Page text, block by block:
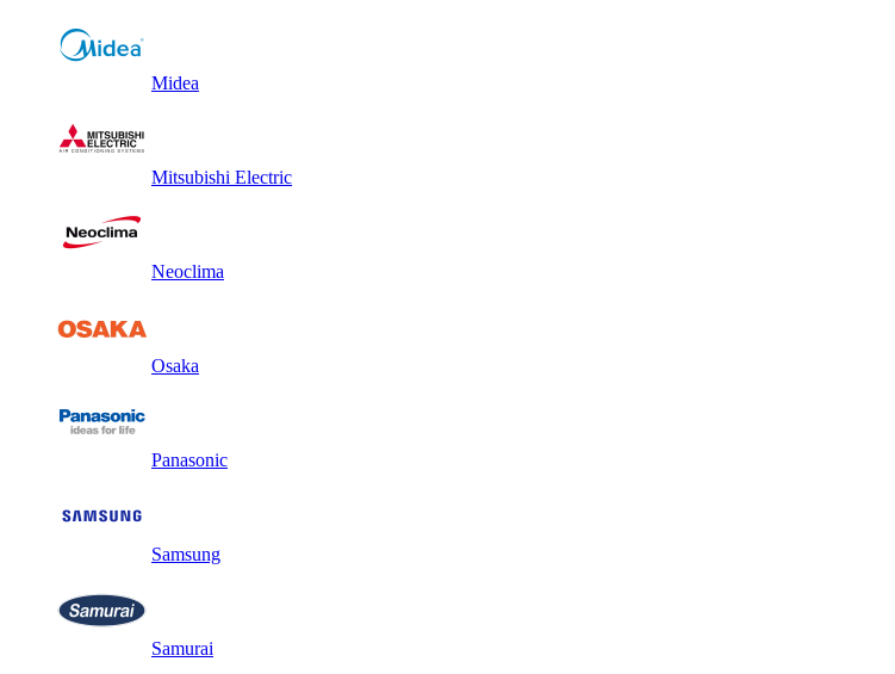
Midea
Mitsubishi Electric
Neoclima
Osaka
Panasonic
Samsung
Samurai